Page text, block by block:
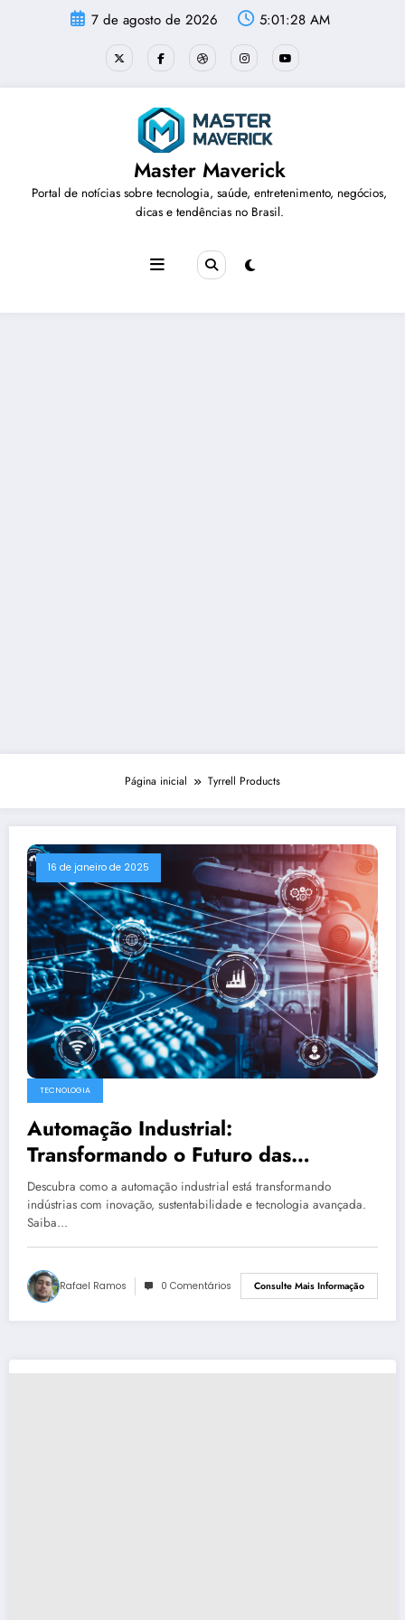
7 de agosto de 2026 5:01:28 AM
Master Maverick
Portal de notícias sobre tecnologia, saúde, entretenimento, negócios,
dicas e tendências no Brasil.
Página inicial Tyrrell Products
16 de janeiro de 2025
TECNOLOGIA
Automação Industrial:
Transformando o Futuro das
Indústrias
Descubra como a automação industrial está transformando
indústrias com inovação, sustentabilidade e tecnologia avançada.
Saiba…
Rafael Ramos 0 Comentários Consulte Mais Informação